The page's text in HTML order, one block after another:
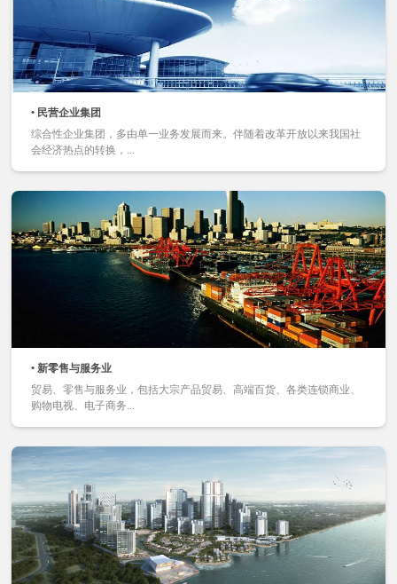
• 民营企业集团
综合性企业集团，多由单一业务发展而来。伴随着改革开放以来我国社
会经济热点的转换，...
• 新零售与服务业
贸易、零售与服务业，包括大宗产品贸易、高端百货、各类连锁商业、
购物电视、电子商务...